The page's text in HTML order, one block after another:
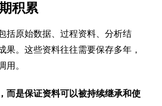
积累
括原始数据、过程资料、分析结
果。这些资料往往需要保存多年，
用。
而是保证资料可以被持续继承和使